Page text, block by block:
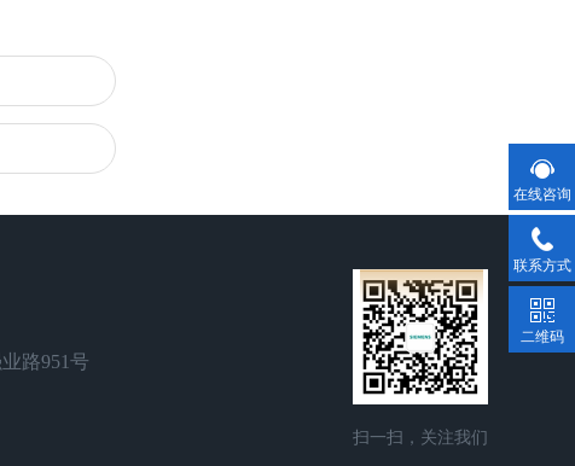
路951号
扫一扫，关注我们
在线咨询
联系方式
二维码